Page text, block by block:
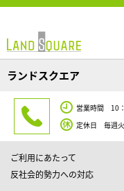
ランドスクエア
営業時間 10
定休日 毎週
ご利用にあたって
反社会的勢力への対応